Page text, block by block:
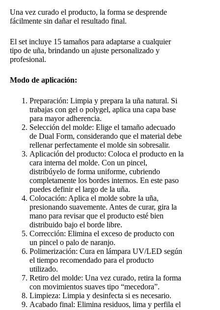
Una vez curado el producto, la forma se desprende
fácilmente sin dañar el resultado final.
El set incluye 15 tamaños para adaptarse a cualquier
tipo de uña, brindando un ajuste personalizado y
profesional.
Modo de aplicación:
Preparación: Limpia y prepara la uña natural. Si
trabajas con gel o polygel, aplica una capa base
para mayor adherencia.
Selección del molde: Elige el tamaño adecuado
de Dual Form, considerando que el material debe
rellenar perfectamente el molde sin sobresalir.
Aplicación del producto: Coloca el producto en la
cara interna del molde. Con un pincel,
distribúyelo de forma uniforme, cubriendo
completamente los bordes internos. En este paso
puedes definir el largo de la uña.
Colocación: Aplica el molde sobre la uña,
presionando suavemente. Antes de curar, gira la
mano para revisar que el producto esté bien
distribuido bajo el borde libre.
Corrección: Elimina el exceso de producto con
un pincel o palo de naranjo.
Polimerización: Cura en lámpara UV/LED según
el tiempo recomendado para el producto
utilizado.
Retiro del molde: Una vez curado, retira la forma
con movimientos suaves tipo “mecedora”.
Limpieza: Limpia y desinfecta si es necesario.
Acabado final: Elimina residuos, lima y perfila el